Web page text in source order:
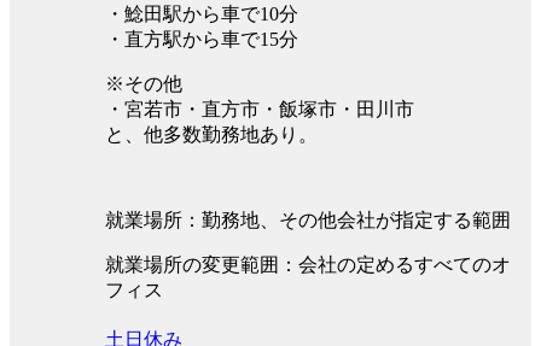
・鯰田駅から車で10分
・直方駅から車で15分
※その他
・宮若市・直方市・飯塚市・田川市
と、他多数勤務地あり。
就業場所：勤務地、その他会社が指定する範囲
就業場所の変更範囲：会社の定めるすべてのオ
フィス
土日休み